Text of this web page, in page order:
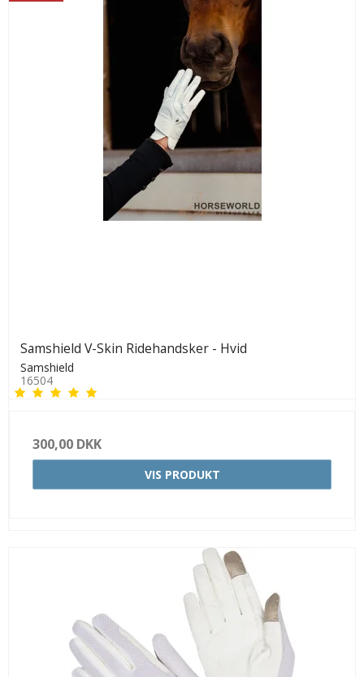
Samshield V-Skin Ridehandsker - Hvid
Samshield
16504
300,00 DKK
VIS PRODUKT